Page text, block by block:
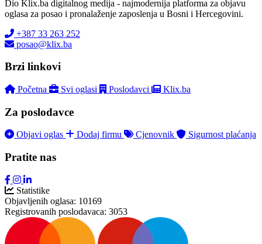
Dio Klix.ba digitalnog medija - najmodernija platforma za objavu
oglasa za posao i pronalaženje zaposlenja u Bosni i Hercegovini.
+387 33 263 252
posao@klix.ba
Brzi linkovi
Početna Svi oglasi Poslodavci Klix.ba
Za poslodavce
Objavi oglas Dodaj firmu Cjenovnik Sigurnost plaćanja
Pratite nas
Statistike
Objavljenih oglasa: 10169
Registrovanih poslodavaca: 3053